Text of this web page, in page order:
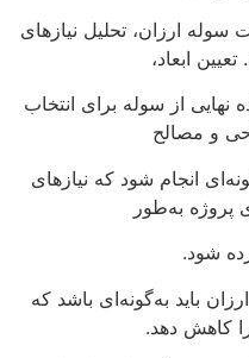
ارزان، تحلیل نیازهای
ابعاد،
نهایی از سوله برای انتخاب
و مصالح
انجام شود که نیازهای
به‌طور
شود.
باید به‌گونه‌ای باشد که
کاهش دهد.